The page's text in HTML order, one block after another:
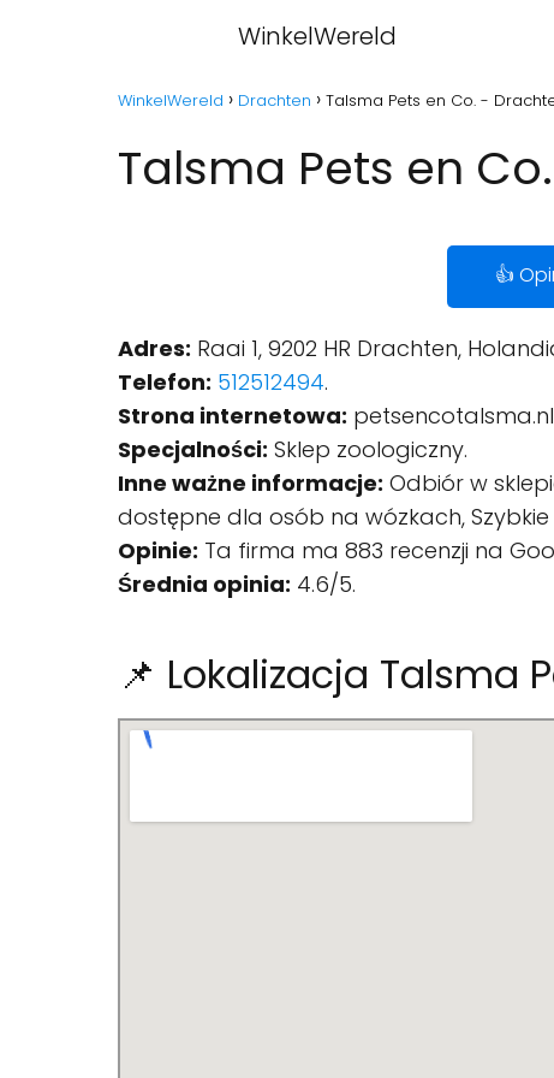
WinkelWereld
WinkelWereld Drachten Talsma Pets en Co. -
Talsma Pets en
👍
Adres: Raai 1, 9202 HR Drachten,
Telefon: 512512494.
Strona internetowa: petsencotalsma.nl
Specjalności: Sklep zoologiczny.
Inne ważne informacje: Odbiór w
dostępne dla osób na wózkach,
Opinie: Ta firma ma 883 recenzji na
Średnia opinia: 4.6/5.
📌 Lokalizacja Talsma